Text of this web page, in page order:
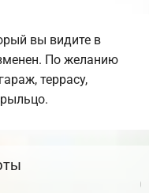
вы видите в
По желанию
террасу,